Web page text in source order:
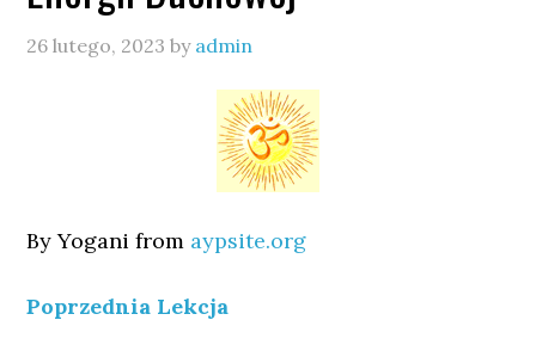
26 lutego, 2023 by admin
By Yogani from aypsite.org
Poprzednia Lekcja